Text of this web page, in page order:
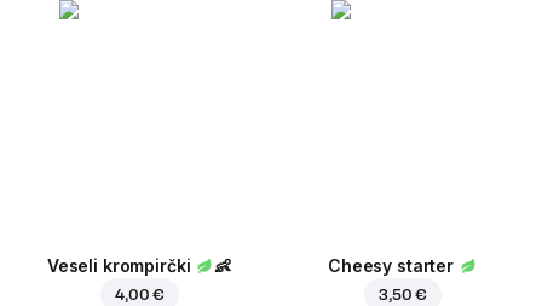
Veseli krompirčki 👶
4,00 €
Cheesy starter
3,50 €